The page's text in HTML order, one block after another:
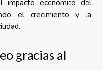
impacto económico del
el crecimiento y la
gracias al